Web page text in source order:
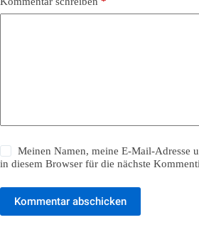
Meinen Namen, meine E-Mail-Adresse
in diesem Browser für die nächste
Kommentar abschicken